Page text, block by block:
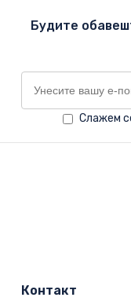
Будите
Слажем
Контакт